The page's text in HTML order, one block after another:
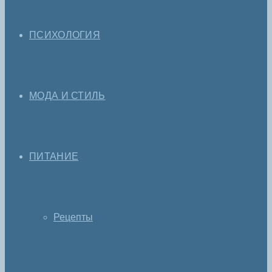
ПСИХОЛОГИЯ
МОДА И СТИЛЬ
ПИТАНИЕ
Рецепты